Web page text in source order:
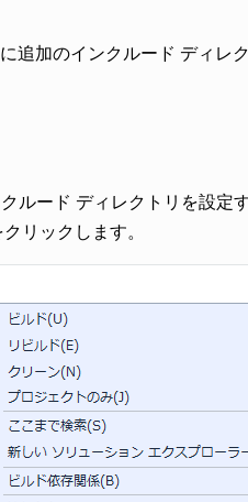
追加のインクルード ディレ
ルード ディレクトリを設定
リックします。